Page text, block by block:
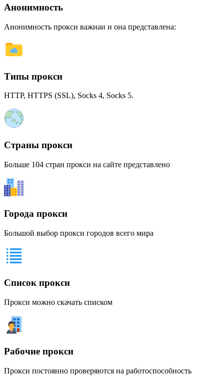
Анонимность
Анонимность прокси важнаи и она представлена:
Типы прокси
HTTP, HTTPS (SSL), Socks 4, Socks 5.
Страны прокси
Больше 104 стран прокси на сайте представлено
Города прокси
Большой выбор прокси городов всего мира
Список прокси
Прокси можно скачать списком
Рабочие прокси
Прокси постоянно проверяются на работоспособность